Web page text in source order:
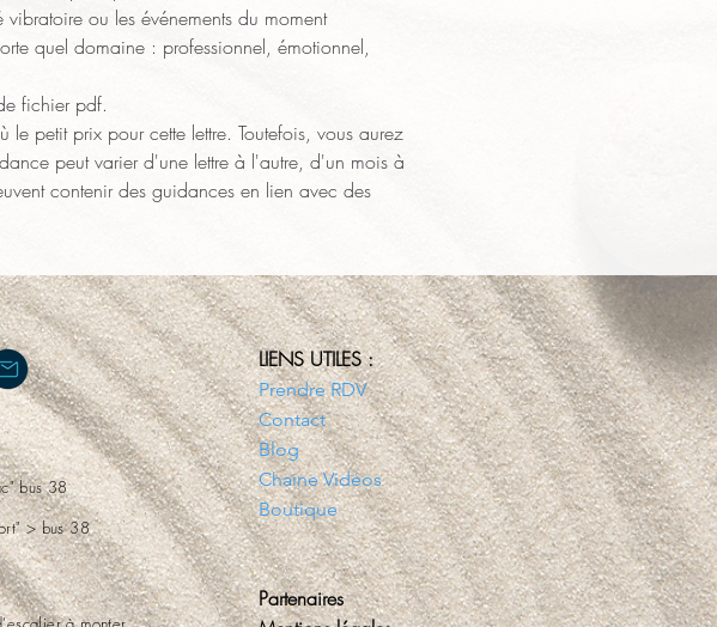
ou les événements du moment
quel domaine : professionnel, émotionnel,
fichier pdf.
petit prix pour cette lettre. Toutefois, vous aurez
peut varier d'une lettre à l'autre, d'un mois à
contenir des guidances en lien avec des
bus 38
> bus 38
LIENS UTILES :
Prendre RDV
Contact
Blog
Chaine Vidéos
Boutique
Partenaires